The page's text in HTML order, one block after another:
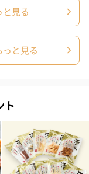
見る
と見る
ト